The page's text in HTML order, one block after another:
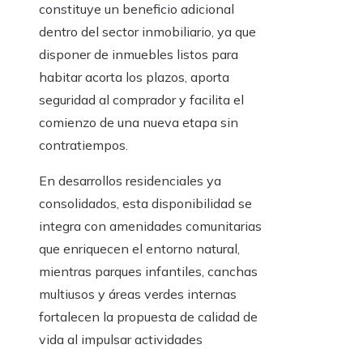
constituye un beneficio adicional
dentro del sector inmobiliario, ya que
disponer de inmuebles listos para
habitar acorta los plazos, aporta
seguridad al comprador y facilita el
comienzo de una nueva etapa sin
contratiempos.
En desarrollos residenciales ya
consolidados, esta disponibilidad se
integra con amenidades comunitarias
que enriquecen el entorno natural,
mientras parques infantiles, canchas
multiusos y áreas verdes internas
fortalecen la propuesta de calidad de
vida al impulsar actividades